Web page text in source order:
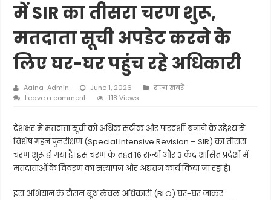
में SIR का तीसरा चरण शुरू,
मतदाता सूची अपडेट करने के
लिए घर-घर पहुंच रहे अधिकारी
Aaina-Admin June 1, 2026
राज्य खबरें
Leave a comment
118 Views
देशभर में मतदाता सूची को अधिक सटीक और पारदर्शी बनाने के उद्देश्य से
विशेष गहन पुनरीक्षण (Special Intensive Revision – SIR) का तीसरा
चरण शुरू हो गया है। इस चरण के तहत 16 राज्यों और 3 केंद्र शासित प्रदेशों में
मतदाताओं के विवरण का सत्यापन और अद्यतन कार्य किया जा रहा है।
इस अभियान के दौरान बूथ लेवल अधिकारी (BLO) घर-घर जाकर